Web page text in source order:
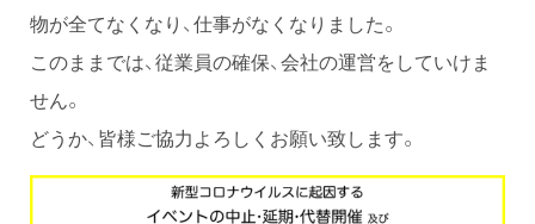
物が全てなくなり、仕事がなくなりました。
このままでは、従業員の確保、会社の運営をしていけま
せん。
どうか、皆様ご協力よろしくお願い致します。